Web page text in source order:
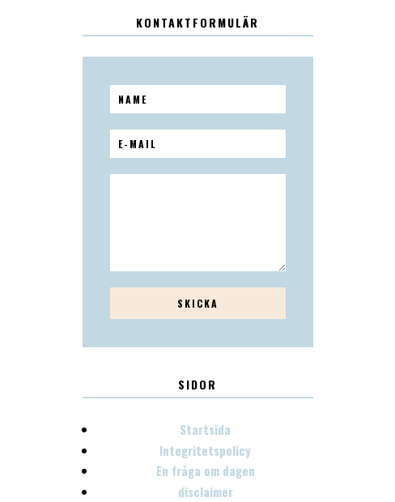
KONTAKTFORMULÄR
SIDOR
Startsida
Integritetspolicy
En fråga om dagen
disclaimer